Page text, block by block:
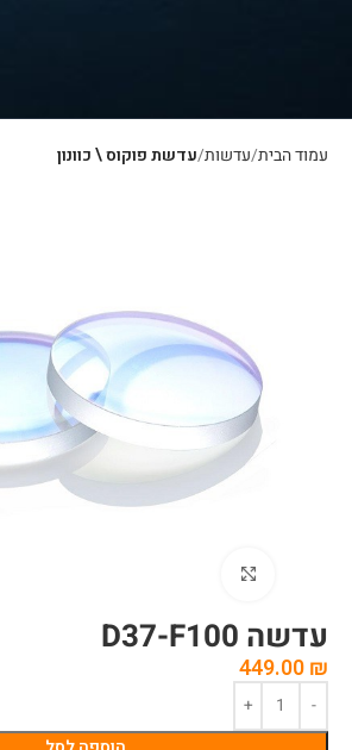
עמוד הבית עדשות עדשת פוקוס \ כוונון
עדשה D37-F100
449.00₪